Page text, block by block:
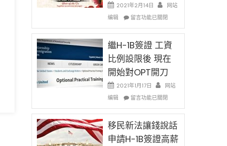
2021年2月14日
网站
编辑
在
Chinese
New
Year
Ox
Special
中
留言功能已關閉
繼H-1B簽證 工資
比例設限後 現在
開始對OPT開刀
2021年1月17日
网站
编辑
在
H-
1B
簽
證
留言功能已關閉
移民新法讓錢說話
申請H-1B簽證高薪